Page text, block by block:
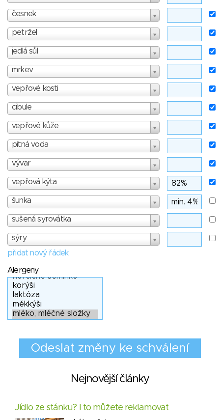
česnek
petržel
jedlá sůl
mrkev
vepřové kosti
cibule
vepřové kůže
pitná voda
vývar
vepřová kýta
šunka
sušená syrovátka
sýry
přidat nový řádek
Alergeny
Nejnovější články
Jídlo ze stánku? I to můžete reklamovat